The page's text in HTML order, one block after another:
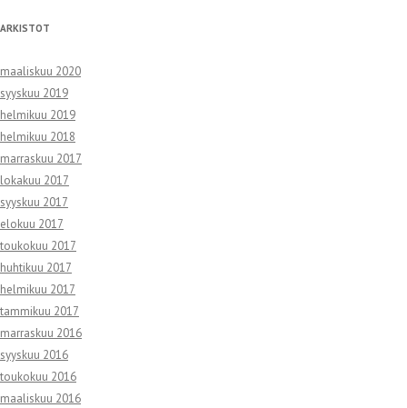
ARKISTOT
maaliskuu 2020
syyskuu 2019
helmikuu 2019
helmikuu 2018
marraskuu 2017
lokakuu 2017
syyskuu 2017
elokuu 2017
toukokuu 2017
huhtikuu 2017
helmikuu 2017
tammikuu 2017
marraskuu 2016
syyskuu 2016
toukokuu 2016
maaliskuu 2016